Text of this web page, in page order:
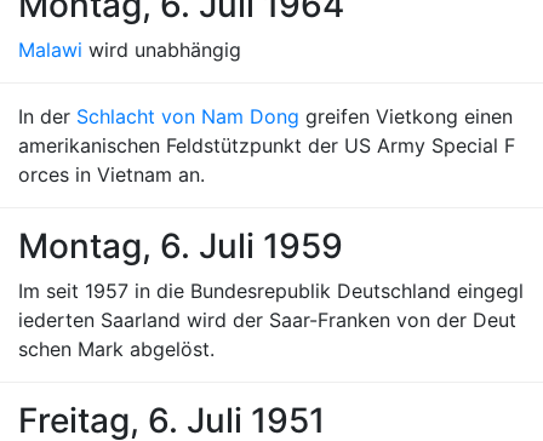
Malawi wird unabhängig
In der Schlacht von Nam Dong greifen Vietkong einen
amerikanischen Feldstützpunkt der US Army Special F
orces in Vietnam an.
Montag, 6. Juli 1959
Im seit 1957 in die Bundesrepublik Deutschland eingegl
iederten Saarland wird der Saar-Franken von der Deut
schen Mark abgelöst.
Freitag, 6. Juli 1951